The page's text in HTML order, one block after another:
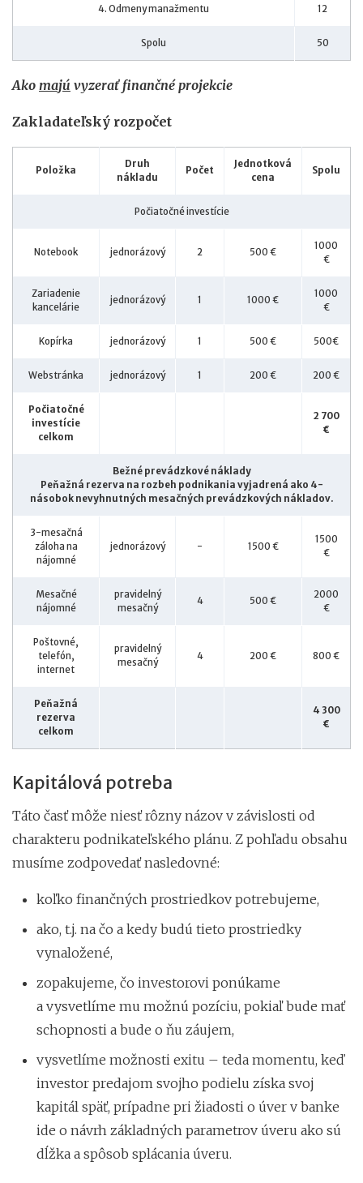
4. Odmeny manažmentu 12
Spolu 50
Ako majú vyzerať finančné projekcie
Zakladateľský rozpočet
Položka
Druh
nákladu
Počet
Jednotková
cena
Spolu
Počiatočné investície
Notebook jednorázový 2 500 €
1000
€
Zariadenie
kancelárie
jednorázový 1 1000 €
1000
€
Kopírka jednorázový 1 500 € 500€
Webstránka jednorázový 1 200 € 200 €
Počiatočné
investície
celkom
2 700
€
Bežné prevádzkové náklady
Peňažná rezerva na rozbeh podnikania vyjadrená ako 4-
násobok nevyhnutných mesačných prevádzkových nákladov.
3-mesačná
záloha na
nájomné
jednorázový - 1500 €
1500
€
Mesačné
nájomné
pravidelný
mesačný
4 500 €
2000
€
Poštovné,
telefón,
internet
pravidelný
mesačný
4 200 € 800 €
Peňažná
rezerva
celkom
4 300
€
Kapitálová potreba
Táto časť môže niesť rôzny názov v závislosti od
charakteru podnikateľského plánu. Z pohľadu obsahu
musíme zodpovedať nasledovné:
koľko finančných prostriedkov potrebujeme,
ako, t.j. na čo a kedy budú tieto prostriedky
vynaložené,
zopakujeme, čo investorovi ponúkame
a vysvetlíme mu možnú pozíciu, pokiaľ bude mať
schopnosti a bude o ňu záujem,
vysvetlíme možnosti exitu – teda momentu, keď
investor predajom svojho podielu získa svoj
kapitál späť, prípadne pri žiadosti o úver v banke
ide o návrh základných parametrov úveru ako sú
dĺžka a spôsob splácania úveru.